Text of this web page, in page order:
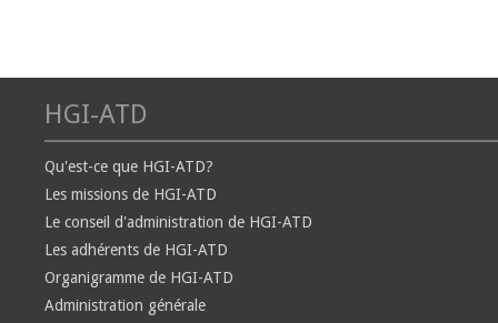
HGI-ATD
Qu'est-ce que HGI-ATD?
Les missions de HGI-ATD
Le conseil d'administration de HGI-ATD
Les adhérents de HGI-ATD
Organigramme de HGI-ATD
Administration générale